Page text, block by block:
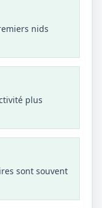
nids
plus
sont souvent